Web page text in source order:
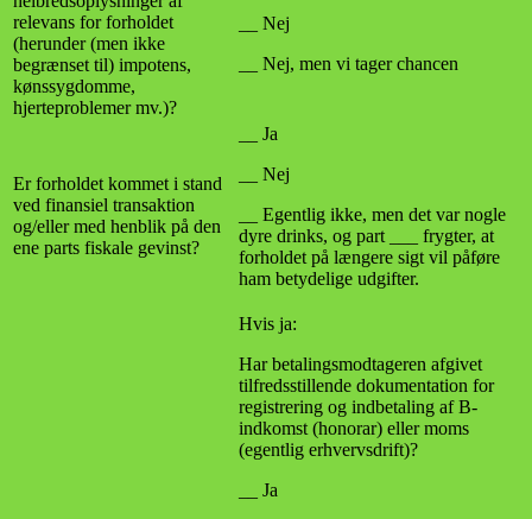
relevans for forholdet
(herunder (men ikke
begrænset til) impotens,
kønssygdomme,
hjerteproblemer mv.)?
__ Nej
__ Nej, men vi tager chancen
Er forholdet kommet i stand
ved finansiel transaktion
og/eller med henblik på den
ene parts fiskale gevinst?
__ Ja
__ Nej
__ Egentlig ikke, men det var nogle
dyre drinks, og part ___ frygter, at
forholdet på længere sigt vil påføre
ham betydelige udgifter.
Hvis ja:
Har betalingsmodtageren afgivet
tilfredsstillende dokumentation for
registrering og indbetaling af B-
indkomst (honorar) eller moms
(egentlig erhvervsdrift)?
__ Ja